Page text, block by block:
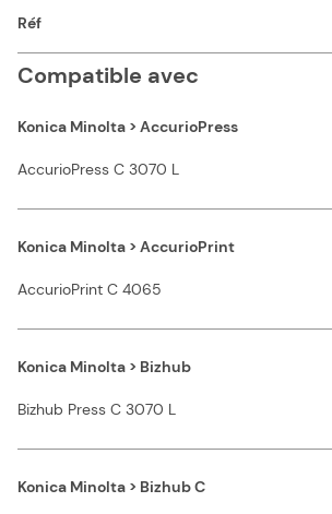
Réf
Compatible avec
Konica Minolta > AccurioPress
AccurioPress C 3070 L
Konica Minolta > AccurioPrint
AccurioPrint C 4065
Konica Minolta > Bizhub
Bizhub Press C 3070 L
Konica Minolta > Bizhub C